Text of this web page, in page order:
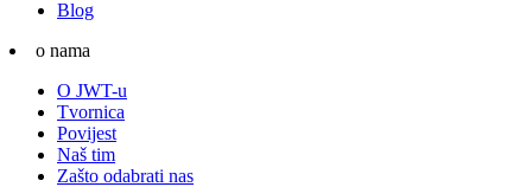
Blog
o nama
O JWT-u
Tvornica
Povijest
Naš tim
Zašto odabrati nas